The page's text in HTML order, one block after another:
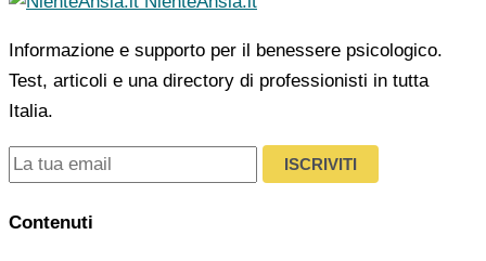
Informazione e supporto per il benessere psicologico.
Test, articoli e una directory di professionisti in tutta
Italia.
ISCRIVITI
Contenuti